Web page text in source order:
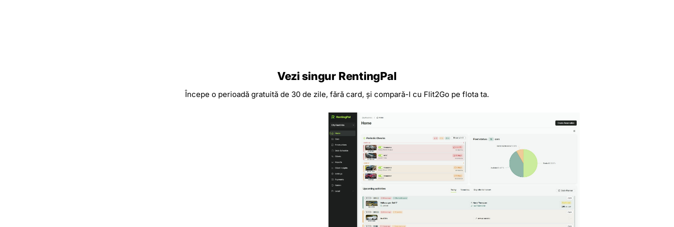
Vezi singur RentingPal
Începe o perioadă gratuită de 30 de zile, fără card, și compară-l cu Flit2Go pe flota ta.